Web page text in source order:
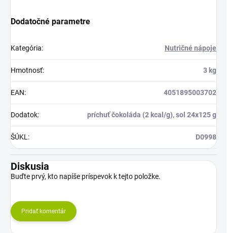
Dodatočné parametre
Kategória: Nutričné nápoje
Hmotnosť: 3 kg
EAN: 4051895003702
Dodatok: príchuť čokoláda (2 kcal/g), sol 24x125 g
ŠÚKL: D0998
Diskusia
Buďte prvý, kto napíše príspevok k tejto položke.
Pridať komentár